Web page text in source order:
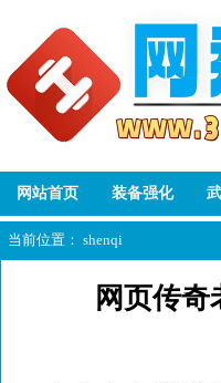
网站首页 装备强化
当前位置： shenqi
网页传